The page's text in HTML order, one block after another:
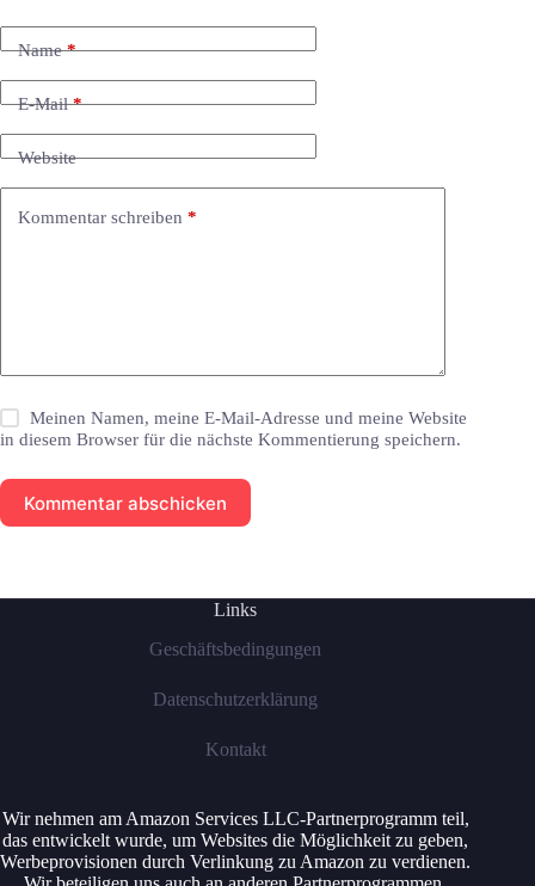
Name*
E-Mail*
Website
Kommentar schreiben *
Meinen Namen, meine E-Mail-Adresse und meine Website
in diesem Browser für die nächste Kommentierung speichern.
Kommentar abschicken
Links
Geschäftsbedingungen
Datenschutzerklärung
Kontakt
Wir nehmen am Amazon Services LLC-Partnerprogramm teil,
das entwickelt wurde, um Websites die Möglichkeit zu geben,
Werbeprovisionen durch Verlinkung zu Amazon zu verdienen.